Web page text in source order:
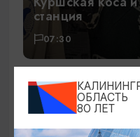
станция
07:30
ОТ 1860₽ОБЛАСТЬ
80 ЛЕТ